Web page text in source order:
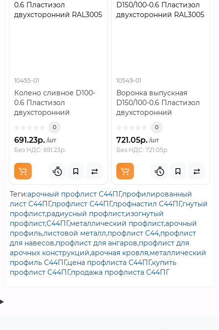
0.6 Пластизол
двухсторонний RAL3005
10455-01
Колено сливное D100-
0.6 Пластизол
двухсторонний
0
691.23р. /шт
Без НДС: 691.23р.
D150/100-0.6 Пластизол
двухсторонний RAL3005
10549-01
Воронка выпускная
D150/100-0.6 Пластизол
двухсторонний
0
721.05р. /шт
Без НДС: 721.05р.
Теги:арочный профлист С44ПГ,профилированный
лист С44ПГ,профлист С44ПГ,профнастил С44ПГ,гнутый
профлист,радиусный профлист,изогнутый
профлист,С44ПГ,металлический профлист,арочный
профиль,листовой металл,профлист С44,профлист
для навесов,профлист для ангаров,профлист для
арочных конструкций,арочная кровля,металлический
профиль С44ПГ,цена профлиста С44ПГ,купить
профлист С44ПГ,продажа профлиста С44ПГ